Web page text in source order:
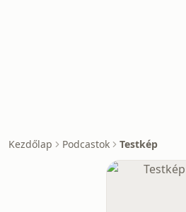
Kezdőlap Podcastok Testkép